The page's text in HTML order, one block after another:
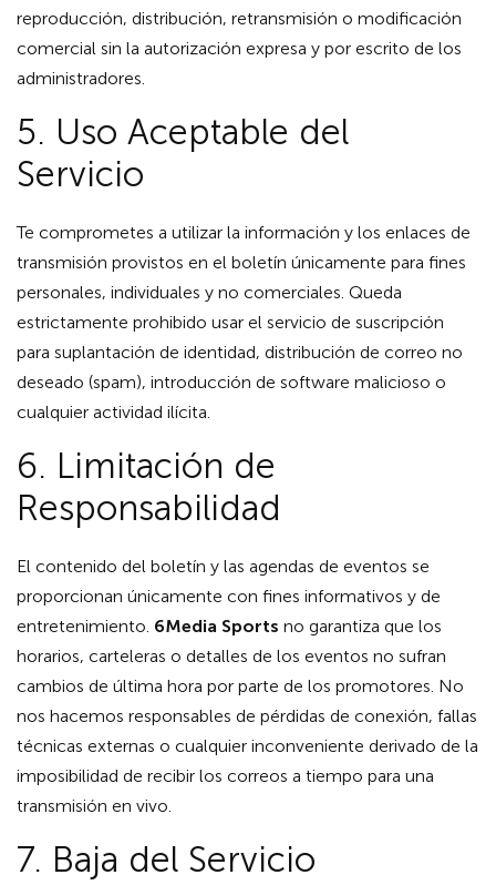
reproducción, distribución, retransmisión o modificación
comercial sin la autorización expresa y por escrito de los
administradores.
5. Uso Aceptable del
Servicio
Te comprometes a utilizar la información y los enlaces de
transmisión provistos en el boletín únicamente para fines
personales, individuales y no comerciales. Queda
estrictamente prohibido usar el servicio de suscripción
para suplantación de identidad, distribución de correo no
deseado (spam), introducción de software malicioso o
cualquier actividad ilícita.
6. Limitación de
Responsabilidad
El contenido del boletín y las agendas de eventos se
proporcionan únicamente con fines informativos y de
entretenimiento. 6Media Sports no garantiza que los
horarios, carteleras o detalles de los eventos no sufran
cambios de última hora por parte de los promotores. No
nos hacemos responsables de pérdidas de conexión, fallas
técnicas externas o cualquier inconveniente derivado de la
imposibilidad de recibir los correos a tiempo para una
transmisión en vivo.
7. Baja del Servicio